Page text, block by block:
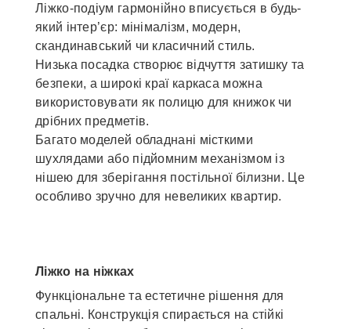
Ліжко-подіум гармонійно вписується в будь-
який інтер’єр: мінімалізм, модерн,
скандинавський чи класичний стиль.
Низька посадка створює відчуття затишку та
безпеки, а широкі краї каркаса можна
використовувати як полицю для книжок чи
дрібних предметів.
Багато моделей обладнані місткими
шухлядами або підйомним механізмом із
нішею для зберігання постільної білизни. Це
особливо зручно для невеликих квартир.
Ліжко на ніжках
Функціональне та естетичне рішення для
спальні. Конструкція спирається на стійкі